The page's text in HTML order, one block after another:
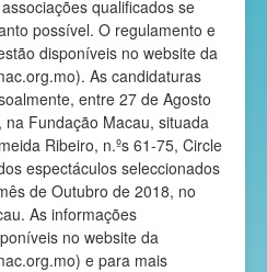
qualificados se
possível. O regulamento e
disponíveis no website da
). As candidaturas
entre 27 de Agosto
Fundação Macau, situada
Ribeiro, n.ºs 61-75, Circle
espectáculos seleccionados
de Outubro de 2018, no
As informações
no website da
) e para mais